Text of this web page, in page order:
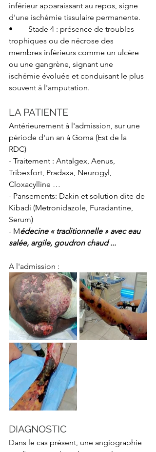
inférieur apparaissant au repos, signe
d'une ischémie tissulaire permanente.
•	Stade 4 : présence de troubles
trophiques ou de nécrose des
membres inférieurs comme un ulcère
ou une gangrène, signant une
ischémie évoluée et conduisant le plus
souvent à l'amputation.
LA PATIENTE
Antérieurement à l'admission, sur une
période d'un an à Goma (Est de la
RDC)
- Traitement : Antalgex, Aenus,
Tribexfort, Pradaxa, Neurogyl,
Cloxacylline …
- Pansements: Dakin et solution dite de
Kibadi (Metronidazole, Furadantine,
Serum)
- Médecine « traditionnelle » avec eau
salée, argile, goudron chaud ...
A l'admission :
DIAGNOSTIC
Dans le cas présent, une angiographie